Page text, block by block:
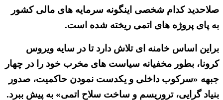
صلاحدید کدام شخصی اینگونه سرمایه های مالی کشور
به پای پروژه های اتمی ریخته شده است.
براین اساس خامنه ای تلاش دارد تا در سایه ویروس
کرونا، بطور مخفیانه سیاست های مخرب خود را در چهار
جبهه «سرکوب داخلی و یکدست نمودن حاکمیت، صدور
بنیاد گرایی، تروریسم و ساخت سلاح اتمی» به پیش ببرد.